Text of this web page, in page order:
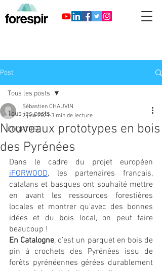
Post
Tous les posts
COOPTREE
Tous les posts
Nouveaux prototypes en bois
des Pyrénées
Sébastien CHAUVIN
2 juin 2021 3 min de lecture
Dans le cadre du projet européen
iFORWOOD, les partenaires français,
catalans et basques ont souhaité mettre
en avant les ressources forestières
locales et montrer qu’avec des bonnes
idées et du bois local, on peut faire
beaucoup !
En Catalogne, c’est un parquet en bois de
pin à crochets des Pyrénées issu de
forêts pyrénéennes gérées durablement